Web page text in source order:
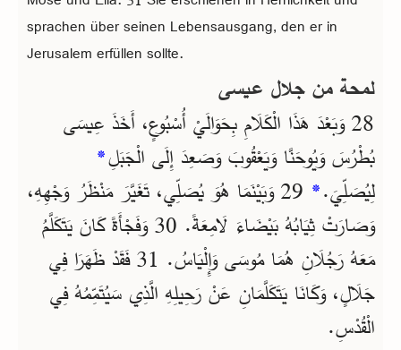
sprachen über seinen Lebensausgang, den er in
Jerusalem erfüllen sollte.
لمحة من جلال عيسى
28 وَبَعْدَ هَذَا الْكَلَامِ بِحَوَالَيْ أُسْبُوعٍ، أَخَذَ عِيسَى
بُطْرُسَ وَيُوحَنَّا وَيَعْقُوبَ وَصَعِدَ إِلَى الْجَبَلِ*
لِيُصَلِّيَ.*
29 وَبَيْنَمَا هُوَ يُصَلِّي، تَغَيَّرَ مَنْظَرُ وَجْهِهِ،
وَصَارَتْ ثِيَابُهُ بَيْضَاءَ لَامِعَةً. 30 وَفَجْأَةً كَانَ يَتَكَلَّمُ
مَعَهُ رَجُلَانِ هُمَا مُوسَى وَإِلْيَاسُ. 31 فَقَدْ ظَهَرَا فِي
جَلَالٍ، وَكَانَا يَتَكَلَّمَانِ عَنْ رَحِيلِهِ الَّذِي سَيُتَمِّمُهُ فِي
الْقُدْسِ.